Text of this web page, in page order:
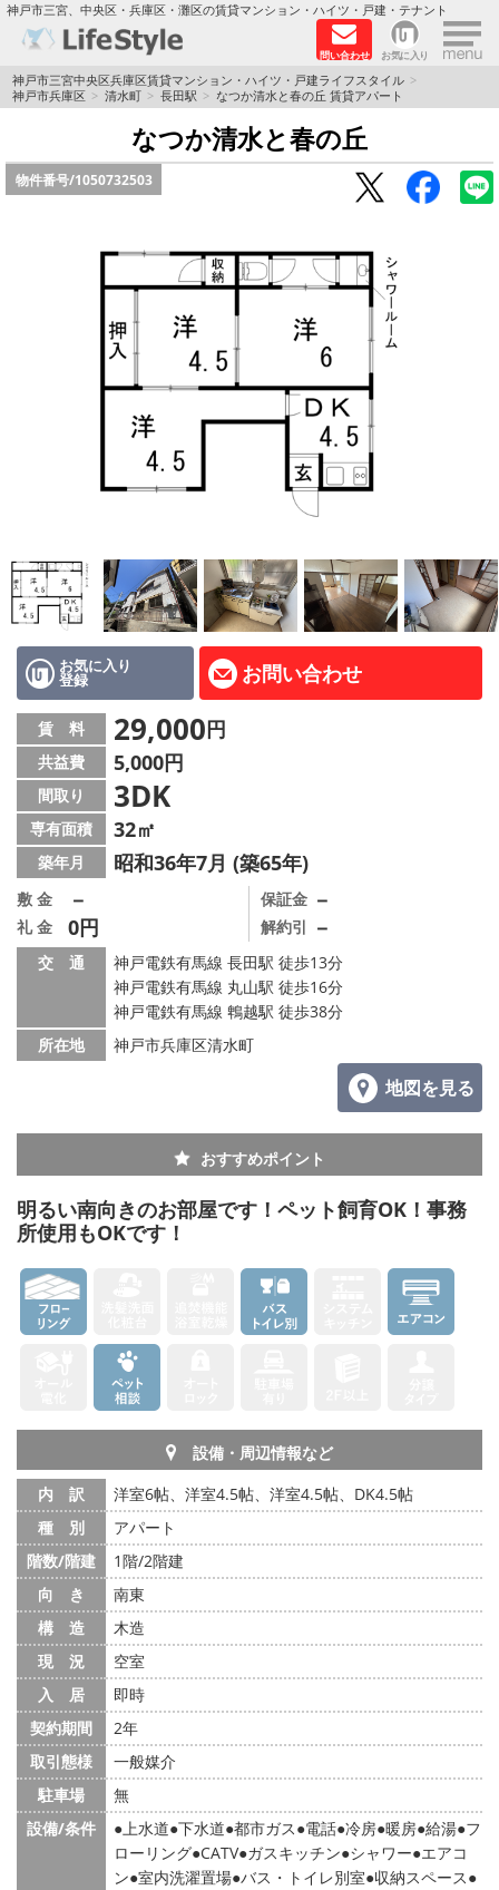
神戸市三宮、中央区・兵庫区・灘区の賃貸マンション・ハイツ・戸建・テナント
問い合わせ お気に入り ×
TOPページ
神戸の単身向けマンション特集
新築物件
保証人不要
リノベーション物件
地域から探す
地図から探す
店舗情報·アクセス
会社概要
メールでお問い合わせ
神戸市三宮中央区兵庫区賃貸マンション・ハイツ・戸建ライフスタイル
神戸市兵庫区
清水町 長田駅 なつか清水と春の丘 賃貸アパート
なつか清水と春の丘
物件番号/1050732503
お気に入り
登録 お問い合わせ
賃 料 29,000円
共益費 5,000円
間取り 3DK
専有面積 32㎡
築年月 昭和36年7月 (築65年)
敷 金 －
礼 金 0円
保証金 －
解約引 －
交 通
神戸電鉄有馬線 長田駅 徒歩13分
神戸電鉄有馬線 丸山駅 徒歩16分
神戸電鉄有馬線 鵯越駅 徒歩38分
所在地
神戸市兵庫区清水町
地図を見る
おすすめポイント
明るい南向きのお部屋です！ペット飼育OK！事務
所使用もOKです！
設備・周辺情報など
内 訳
洋室6帖、洋室4.5帖、洋室4.5帖、DK4.5帖
種 別
アパート
階数/階建
1階/2階建
向 き
南東
構 造
木造
現 況
空室
入 居
即時
契約期間
2年
取引態様
一般媒介
駐車場
無
設備/条件
上水道 下水道 都市ガス 電話 冷房 暖房 給湯 フ
ローリング CATV ガスキッチン シャワー エアコ
ン 室内洗濯置場 バス・トイレ別室 収納スペース